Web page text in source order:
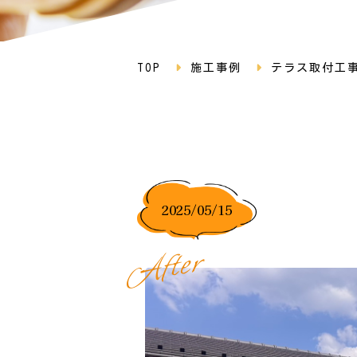
TOP 施工事例 テラス取付工
2025/05/15
After